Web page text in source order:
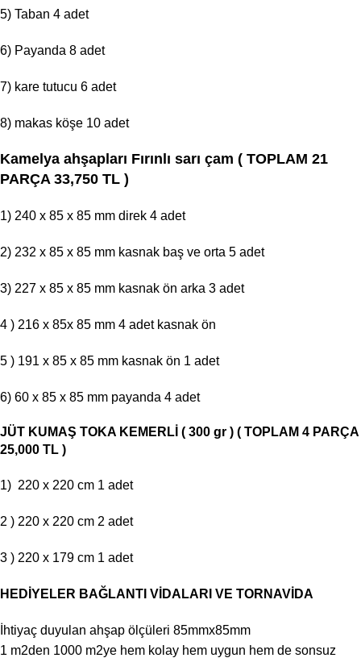
5) Taban 4 adet
6) Payanda 8 adet
7) kare tutucu 6 adet
8) makas köşe 10 adet
Kamelya ahşapları Fırınlı sarı çam ( TOPLAM 21
PARÇA 33,750 TL )
1) 240 x 85 x 85 mm direk 4 adet
2) 232 x 85 x 85 mm kasnak baş ve orta 5 adet
3) 227 x 85 x 85 mm kasnak ön arka 3 adet
4 ) 216 x 85x 85 mm 4 adet kasnak ön
5 ) 191 x 85 x 85 mm kasnak ön 1 adet
6) 60 x 85 x 85 mm payanda 4 adet
JÜT KUMAŞ TOKA KEMERLİ ( 300 gr ) ( TOPLAM 4 PARÇA
25,000 TL )
1) 220 x 220 cm 1 adet
2 ) 220 x 220 cm 2 adet
3 ) 220 x 179 cm 1 adet
HEDİYELER BAĞLANTI VİDALARI VE TORNAVİDA
İhtiyaç duyulan ahşap ölçüleri 85mmx85mm
1 m2den 1000 m2ye hem kolay hem uygun hem de sonsuz